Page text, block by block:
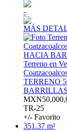
-
MÁS
Terreno en
TERRENO
BARRILLAS
TR-25
+/- Favorito
351.37 m²